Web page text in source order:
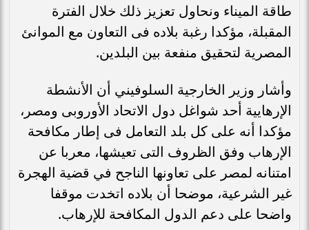
طاقة الميناء ونحاول تعزيز ذلك خلال الفترة
المقبلة، مؤكدا رغبة بلاده فى التعاون مع الموانئ
المصرية لتحقيق منفعة بين البلدين.
وأشار وزير الخارجية السلوفيني أن الأنشطة
الإرهايية أحد شواغل دول الاتحاد الأوروبى ومصر،
مؤكدا أنه على كل بلد التعامل فى إطار مكافحة
الإرهاب وفق الظروف التى تعيشها، معربا عن
امتنانه لمصر على تعاونها الناجح في قضية الهجرة
غير الشرعية، موضحا أن بلاده اتخدت موقفا
واضحا على دعم الدول المكافحة للإرهاب.